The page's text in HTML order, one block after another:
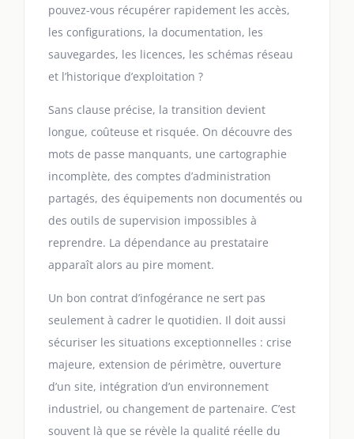
pouvez-vous récupérer rapidement les accès,
les configurations, la documentation, les
sauvegardes, les licences, les schémas réseau
et l’historique d’exploitation ?
Sans clause précise, la transition devient
longue, coûteuse et risquée. On découvre des
mots de passe manquants, une cartographie
incomplète, des comptes d’administration
partagés, des équipements non documentés ou
des outils de supervision impossibles à
reprendre. La dépendance au prestataire
apparaît alors au pire moment.
Un bon contrat d’infogérance ne sert pas
seulement à cadrer le quotidien. Il doit aussi
sécuriser les situations exceptionnelles : crise
majeure, extension de périmètre, ouverture
d’un site, intégration d’un environnement
industriel, ou changement de partenaire. C’est
souvent là que se révèle la qualité réelle du